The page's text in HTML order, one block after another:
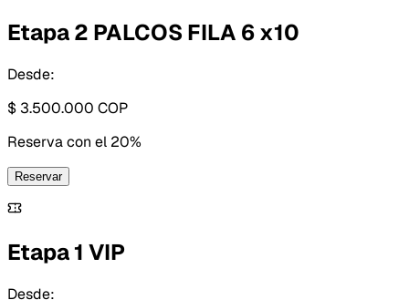
Etapa 2 PALCOS FILA 6 x10
Desde:
$ 3.500.000 COP
Reserva con el 20%
Reservar
Etapa 1 VIP
Desde: